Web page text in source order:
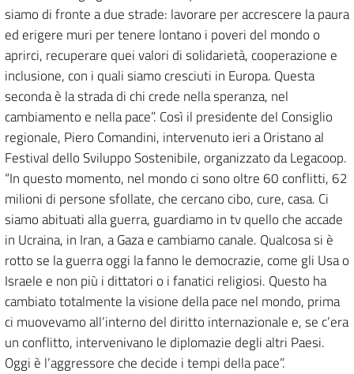
siamo di fronte a due strade: lavorare per accrescere la paura
ed erigere muri per tenere lontano i poveri del mondo o
aprirci, recuperare quei valori di solidarietà, cooperazione e
inclusione, con i quali siamo cresciuti in Europa. Questa
seconda è la strada di chi crede nella speranza, nel
cambiamento e nella pace”. Così il presidente del Consiglio
regionale, Piero Comandini, intervenuto ieri a Oristano al
Festival dello Sviluppo Sostenibile, organizzato da Legacoop.
“In questo momento, nel mondo ci sono oltre 60 conflitti, 62
milioni di persone sfollate, che cercano cibo, cure, casa. Ci
siamo abituati alla guerra, guardiamo in tv quello che accade
in Ucraina, in Iran, a Gaza e cambiamo canale. Qualcosa si è
rotto se la guerra oggi la fanno le democrazie, come gli Usa o
Israele e non più i dittatori o i fanatici religiosi. Questo ha
cambiato totalmente la visione della pace nel mondo, prima
ci muovevamo all’interno del diritto internazionale e, se c’era
un conflitto, intervenivano le diplomazie degli altri Paesi.
Oggi è l’aggressore che decide i tempi della pace”.